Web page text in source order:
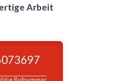
Arbeit